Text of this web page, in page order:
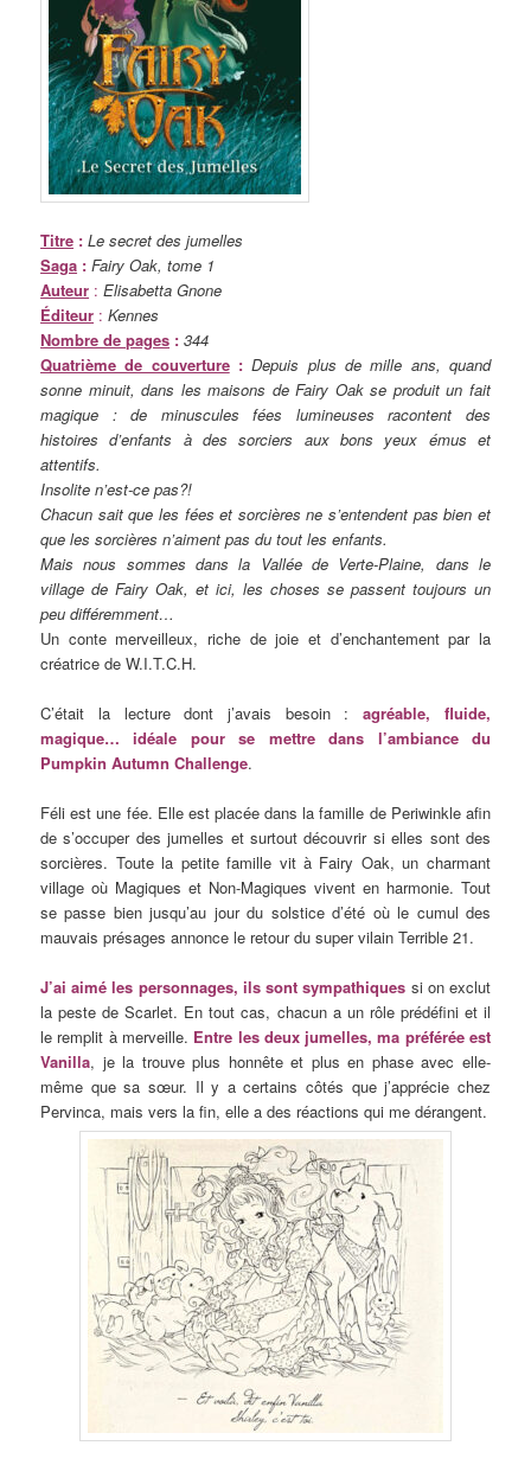
Titre : Le secret des jumelles
Saga : Fairy Oak, tome 1
Auteur :Elisabetta Gnone
Éditeur : Kennes
Nombre de pages : 344
Quatrième de couverture:Depuis plus de mille ans, quand
sonne minuit, dans les maisons de Fairy Oak se produit un fait
magique : de minuscules fées lumineuses racontent des
histoires d’enfants à des sorciers aux bons yeux émus et
attentifs.
Insolite n’est-ce pas?!
Chacun sait que les fées et sorcières ne s’entendent pas bien et
que les sorcières n’aiment pas du tout les enfants.
Mais nous sommes dans la Vallée de Verte-Plaine, dans le
village de Fairy Oak, et ici, les choses se passent toujours un
peu différemment…
Un conte merveilleux, riche de joie et d’enchantement par la
créatrice de W.I.T.C.H.
C’était la lecture dont j’avais besoin :agréable, fluide,
magique… idéale pour se mettre dans l’ambiance du
Pumpkin Autumn Challenge.
Féli est une fée. Elle est placée dans la famille de Periwinkle afin
de s’occuper des jumelles et surtout découvrir si elles sont des
sorcières. Toute la petite famille vit à Fairy Oak, un charmant
village où Magiques et Non-Magiques vivent en harmonie. Tout
se passe bien jusqu’au jour du solstice d’été où le cumul des
mauvais présages annonce le retour du super vilain Terrible 21.
J’ai aimé les personnages, ils sont sympathiques si on exclut
la peste de Scarlet. En tout cas, chacun a un rôle prédéfini et il
le remplit à merveille. Entre les deux jumelles, ma préférée est
Vanilla, je la trouve plus honnête et plus en phase avec elle-
même que sa sœur. Il y a certains côtés que j’apprécie chez
Pervinca, mais vers la fin, elle a des réactions qui me dérangent.